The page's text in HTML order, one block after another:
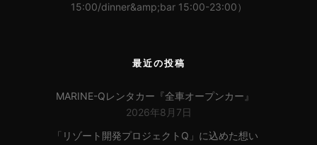
15:00/dinner&amp;bar 15:00-23:00）
最近の投稿
MARINE-Qレンタカー『全車オープンカー』
2026年8月7日
「リゾート開発プロジェクトQ」に込めた想い